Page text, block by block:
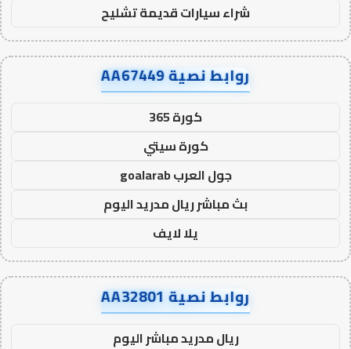
شراء سيارات قديمة تشليح
روابط نصية AA67449
كورة 365
كورة سيتي
جول العرب goalarab
بث مباشر ريال مدريد اليوم
يلا لايف
روابط نصية AA32801
ريال مدريد مباشر اليوم